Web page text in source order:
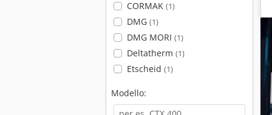
CORMAK (1)
DMG (1)
DMG MORI (1)
Deltatherm (1)
Etscheid (1)
Modello: